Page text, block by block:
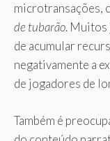
microtransações,
de tubarão. Muitos
de acumular
negativamente a
de jogadores de
Também é